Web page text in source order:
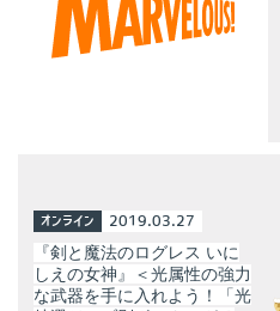
オンライン 2019.03.27
『剣と魔法のログレス いに
しえの女神』＜光属性の強力
な武器を手に入れよう！「光